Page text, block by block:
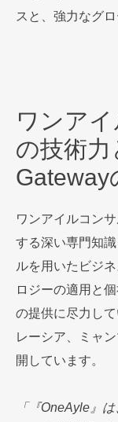
スと、強力なグ
ワンア
の技術
Gateway
ワンアイルコン
する深い専門知
ルを用いたビジ
ロジーの適用と
の提供に尽力し
レーシア、ミャ
開しています。
「『OneAyle』